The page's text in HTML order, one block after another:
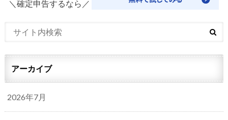
＼確定申告するなら／
アーカイブ
2026年7月